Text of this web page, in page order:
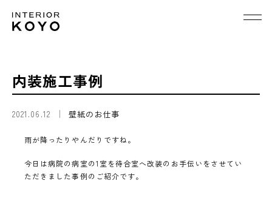
内装施工事例
2021.06.12 壁紙のお仕事
雨が降ったりやんだりですね。
今日は病院の病室の1室を待合室へ改装のお手伝いをさせてい
ただきました事例のご紹介です。